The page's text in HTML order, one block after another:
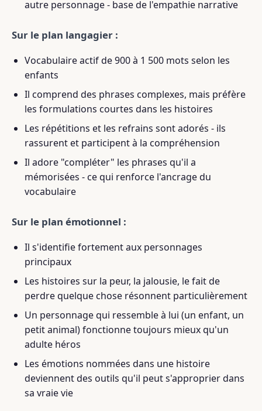
autre personnage - base de l'empathie narrative
Sur le plan langagier :
Vocabulaire actif de 900 à 1 500 mots selon les
enfants
Il comprend des phrases complexes, mais préfère
les formulations courtes dans les histoires
Les répétitions et les refrains sont adorés - ils
rassurent et participent à la compréhension
Il adore "compléter" les phrases qu'il a
mémorisées - ce qui renforce l'ancrage du
vocabulaire
Sur le plan émotionnel :
Il s'identifie fortement aux personnages
principaux
Les histoires sur la peur, la jalousie, le fait de
perdre quelque chose résonnent particulièrement
Un personnage qui ressemble à lui (un enfant, un
petit animal) fonctionne toujours mieux qu'un
adulte héros
Les émotions nommées dans une histoire
deviennent des outils qu'il peut s'approprier dans
sa vraie vie